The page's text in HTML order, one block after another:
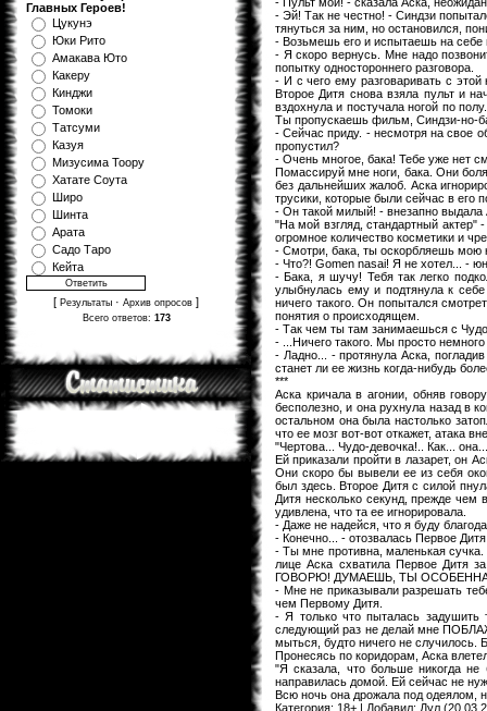
Главных Героев!
Цукунэ
Юки Рито
Амакава Юто
Какеру
Кинджи
Томоки
Татсуми
Казуя
Мизуcима Тоору
Хатате Соута
Широ
Шинта
Арата
Садо Таро
Кейта
[ Результаты · Архив опросов ]
Всего ответов: 173
- Эй! Так не честно! - Синдзи
тянуться за ним, но остановился,
- Возьмешь его и испытаешь на себе
- Я скоро вернусь. Мне надо
попытку одностороннего разговора.
- И с чего ему разговаривать с
Второе Дитя снова взяла пульт и
вздохнула и постучала ногой по
Ты пропускаешь фильм, Синдзи-но-
- Сейчас приду. - несмотря на свое
пропустил?
- Очень многое, бака! Тебе уже нет
Помассируй мне ноги, бака. Они
без дальнейших жалоб. Аска
трусики, которые были сейчас в его
- Он такой милый! - внезапно выдала
"На мой взгляд, стандартный
огромное количество косметики и
- Смотри, бака, ты оскорбляешь мою
- Что?! Gomen nasai! Я не хотел... -
- Бака, я шучу! Тебя так легко
улыбнулась ему и подтянула к
ничего такого. Он попытался
понятия о происходящем.
- Так чем ты там занимаешься с
- ...Ничего такого. Мы просто
- Ладно... - протянула Аска,
станет ли ее жизнь когда-нибудь
***
Аска кричала в агонии, обняв
бесполезно, и она рухнула назад в
остальном она была настолько
что ее мозг вот-вот откажет, атака
"Чертова... Чудо-девочка!.. Как...
Ей приказали пройти в лазарет, он
Они скоро бы вывели ее из себя
был здесь. Второе Дитя с силой
Дитя несколько секунд, прежде
удивлена, что та ее игнорировала.
- Даже не надейся, что я буду
- Конечно... - отозвалась Первое
- Ты мне противна, маленькая
лице Аска схватила Первое
ГОВОРЮ! ДУМАЕШЬ, ТЫ ОСОБЕННАЯ?!
- Мне не приказывали разрешать
чем Первому Дитя.
- Я только что пыталась
следующий раз не делай мне
мыться, будто ничего не
Пронесясь по коридорам, Аска
"Я сказала, что больше никогда
направилась домой. Ей сейчас не
Всю ночь она дрожала под одеялом,
Категория: 18+ | Добавил: Дул